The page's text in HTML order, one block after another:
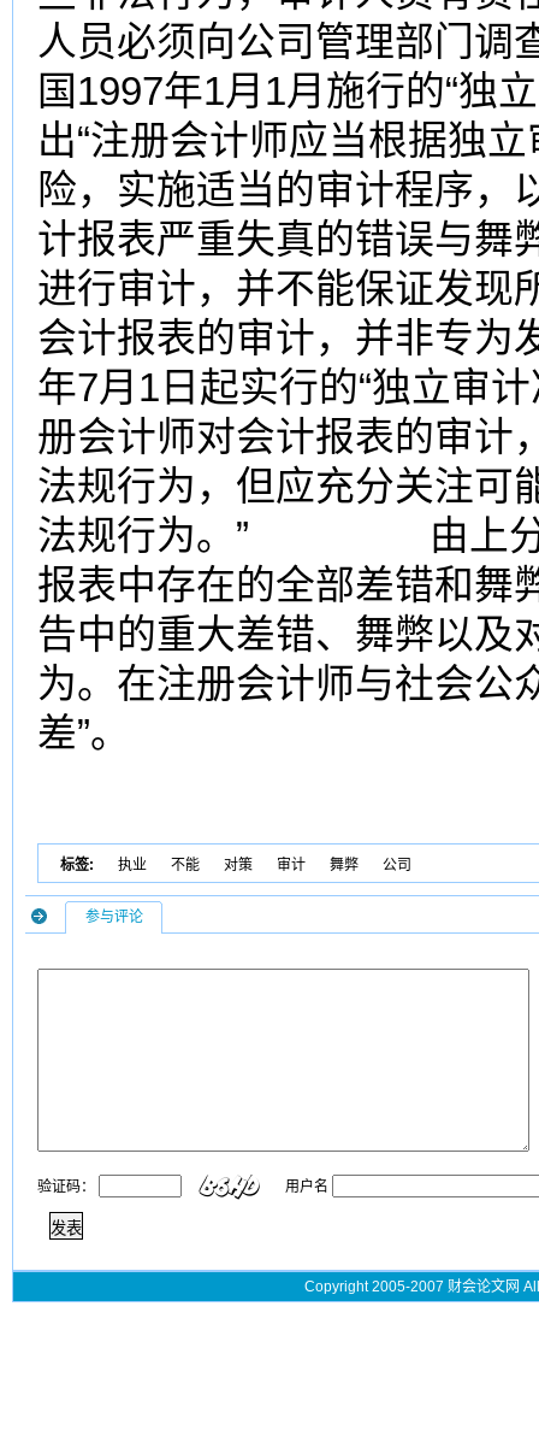
人员必须向公司管理部
国1997年1月1月施行的“独
出“注册会计师应当根据独
险，实施适当的审计程序，
计报表严重失真的错误与舞
进行审计，并不能保证发现
会计报表的审计，并非
年7月1日起实行的“独立审
册会计师对会计报表的审计
法规行为，但应充分关注可
法规行为。” 由上分析
报表中存在的全部差错和舞
告中的重大差错、舞弊以及
为。在注册会计师与社会公
差”。
标签: 执业 不能 对策 审计 舞弊 公司
参与评论
验证码： 用户名
Copyright 2005-2007 财会论文网